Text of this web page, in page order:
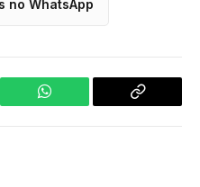
no WhatsApp
WhatsApp
Copy